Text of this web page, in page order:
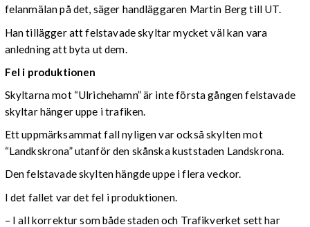
felanmälan på det, säger handläggaren Martin Berg till UT.
Han tillägger att felstavade skyltar mycket väl kan vara
anledning att byta ut dem.
Fel i produktionen
Skyltarna mot “Ulrichehamn” är inte första gången felstavade
skyltar hänger uppe i trafiken.
Ett uppmärksammat fall nyligen var också skylten mot
“Landkskrona” utanför den skånska kuststaden Landskrona.
Den felstavade skylten hängde uppe i flera veckor.
I det fallet var det fel i produktionen.
– I all korrektur som både staden och Trafikverket sett har